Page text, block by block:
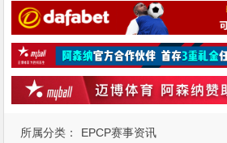
所属分类： EPCP赛事资讯